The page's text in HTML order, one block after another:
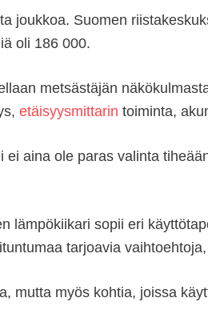
joukkoa. Suomen
oli 186 000.
metsästäjän
etäisyysmittarin toiminta,
aina ole paras valinta
lämpökiikari sopii eri
tarjoavia
mutta myös kohtia, joissa